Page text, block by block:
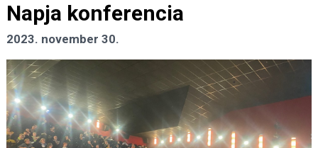
Napja konferencia
2023. november 30.